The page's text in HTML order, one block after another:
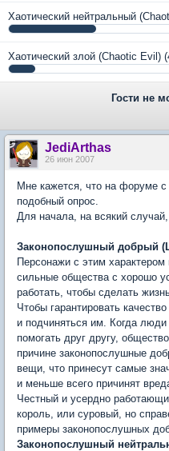
Хаотический нейтральный
Хаотический злой (Chaotic Evil)
Гости не
JediArthas
26 июн 2007
Мне кажется, что на форуме с
подобный опрос.
Для начала, на всякий
Законопослушный добрый
Персонажи с этим характером
сильные общества с хорошо
работать, чтобы сделать
Чтобы гарантировать
и подчиняться им. Когда
помогать друг другу,
причине законопослушные
вещи, что принесут самые
и меньше всего причинят
Честный и усердно
король, или суровый, но
примеры законопослушных
Законопослушный